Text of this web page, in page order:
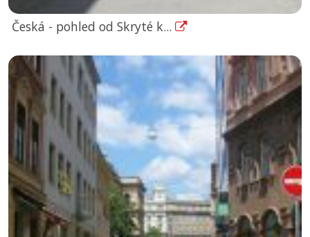
Česká - pohled od Skryté k...